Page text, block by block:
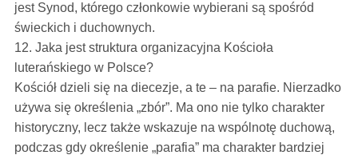
jest Synod, którego członkowie wybierani są spośród
świeckich i duchownych.
12. Jaka jest struktura organizacyjna Kościoła
luterańskiego w Polsce?
Kościół dzieli się na diecezje, a te – na parafie. Nierzadko
używa się określenia „zbór”. Ma ono nie tylko charakter
historyczny, lecz także wskazuje na wspólnotę duchową,
podczas gdy określenie „parafia” ma charakter bardziej